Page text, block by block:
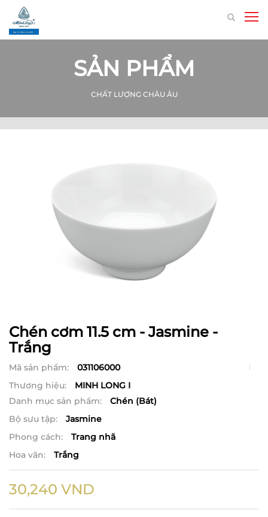
SẢN PHẨM
CHẤT LƯỢNG CHÂU ÂU
Chén cơm 11.5 cm - Jasmine -
Trắng
Mã sản phẩm:
031106000
Thương hiệu:
MINH LONG I
Danh mục sản phẩm:
Chén (Bát)
Bộ sưu tập:
Jasmine
Phong cách:
Trang nhã
Hoa văn:
Trắng
30,240 VND